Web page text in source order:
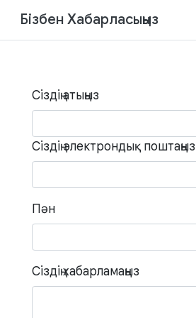
Бізбен Хабарласыңыз
Сіздің атыңыз
Сіздің электрондық поштаңыз
Пән
Сіздің хабарламаңыз